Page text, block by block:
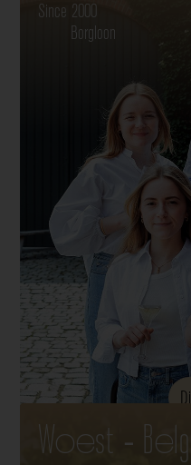
Since 2000
Borgloon
Woest -